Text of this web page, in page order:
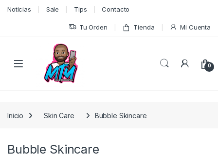
Skip to navigation
Skip to content
Noticias Sale Tips Contacto
Tu Orden Tienda Mi Cuenta
0
Inicio Skin Care Bubble Skincare
Bubble Skincare